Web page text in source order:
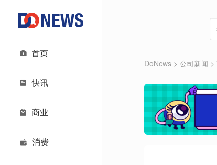
首页
快讯
商业
消费
DoNews > 公司新闻 >